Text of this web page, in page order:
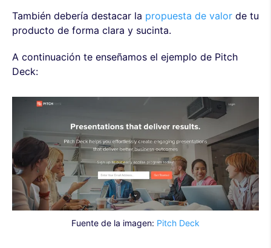
También debería destacar la propuesta de valor de tu
producto de forma clara y sucinta.
A continuación te enseñamos el ejemplo de Pitch
Deck:
Fuente de la imagen: Pitch Deck